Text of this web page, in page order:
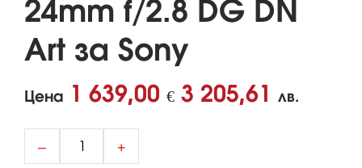
24mm f/2.8 DG DN
Art за Sony
Цена 1 639,00 € 3 205,61 лв.
– +